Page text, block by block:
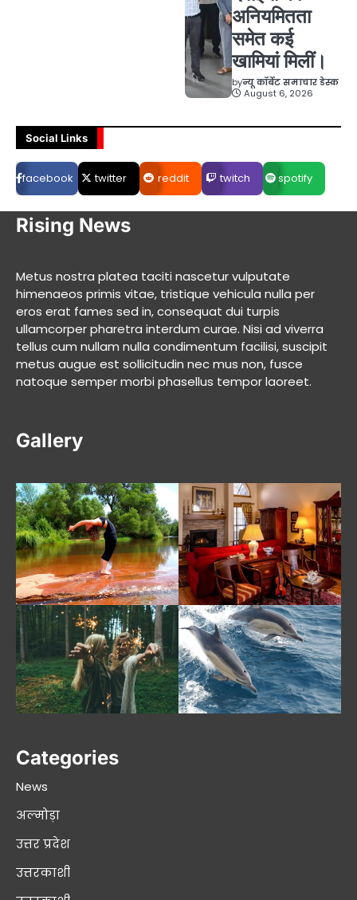
अनियमितता
समेत कई
खामियां मिलीं।
byन्यू कॉर्बेट समाचार डेस्क
August 6, 2026
Social Links
facebook twitter reddit twitch spotify
Rising News
Metus nostra platea taciti nascetur vulputate
himenaeos primis vitae, tristique vehicula nulla per
eros erat fames sed in, consequat dui turpis
ullamcorper pharetra interdum curae. Nisi ad viverra
tellus cum nullam nulla condimentum facilisi, suscipit
metus augue est sollicitudin nec mus non, fusce
natoque semper morbi phasellus tempor laoreet.
Gallery
Categories
News
अल्मोड़ा
उत्तर प्रदेश
उत्तरकाशी